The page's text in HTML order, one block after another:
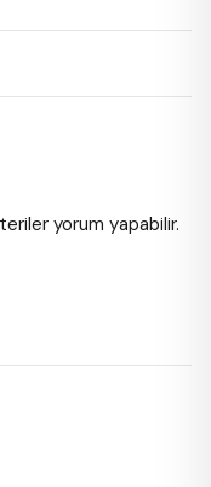
yorum yapabilir.